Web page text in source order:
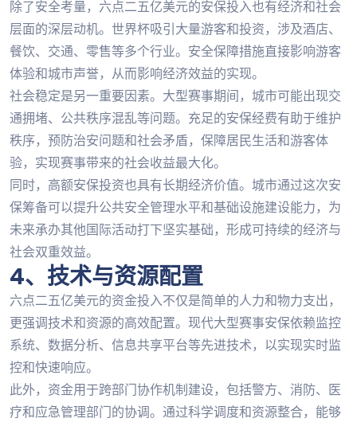
除了安全考量，六点二五亿美元的安保投入也有经济和社会
层面的深层动机。世界杯吸引大量游客和投资，涉及酒店、
餐饮、交通、零售等多个行业。安全保障措施直接影响游客
体验和城市声誉，从而影响经济效益的实现。
社会稳定是另一重要因素。大型赛事期间，城市可能出现交
通拥堵、公共秩序混乱等问题。充足的安保经费有助于维护
秩序，预防治安问题和社会矛盾，保障居民生活和游客体
验，实现赛事带来的社会收益最大化。
同时，高额安保投资也具有长期经济价值。城市通过这次安
保筹备可以提升公共安全管理水平和基础设施建设能力，为
未来承办其他国际活动打下坚实基础，形成可持续的经济与
社会双重效益。
4、技术与资源配置
六点二五亿美元的资金投入不仅是简单的人力和物力支出，
更强调技术和资源的高效配置。现代大型赛事安保依赖监控
系统、数据分析、信息共享平台等先进技术，以实现实时监
控和快速响应。
此外，资金用于跨部门协作机制建设，包括警方、消防、医
疗和应急管理部门的协调。通过科学调度和资源整合，能够